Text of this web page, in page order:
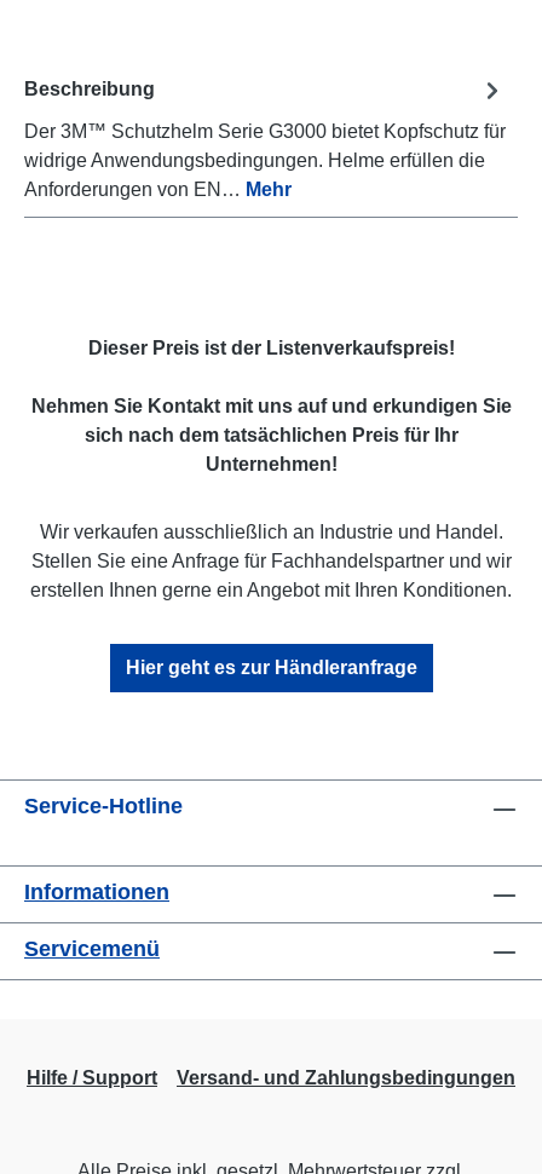
Beschreibung
Der 3M™ Schutzhelm Serie G3000 bietet Kopfschutz für
widrige Anwendungsbedingungen. Helme erfüllen die
Anforderungen von EN… Mehr
Dieser Preis ist der Listenverkaufspreis!
Nehmen Sie Kontakt mit uns auf und erkundigen Sie
sich nach dem tatsächlichen Preis für Ihr
Unternehmen!
Wir verkaufen ausschließlich an Industrie und Handel.
Stellen Sie eine Anfrage für Fachhandelspartner und wir
erstellen Ihnen gerne ein Angebot mit Ihren Konditionen.
Hier geht es zur Händleranfrage
Service-Hotline
Informationen
Servicemenü
Hilfe / Support Versand- und Zahlungsbedingungen